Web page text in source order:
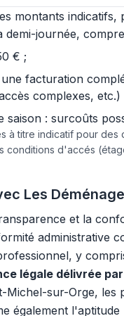
montants indicatifs,
journée,
€ ;
facturation
complexes, etc.)
saison : surcoûts
à titre indicatif pour
d'accés
Les
et la
administrative
y
légale délivrée par
Michel-sur-Orge,
également